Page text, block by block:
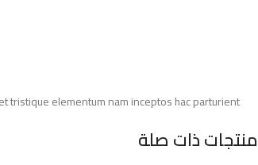
tristique elementum nam inceptos hac parturient
منتجات ذات صلة